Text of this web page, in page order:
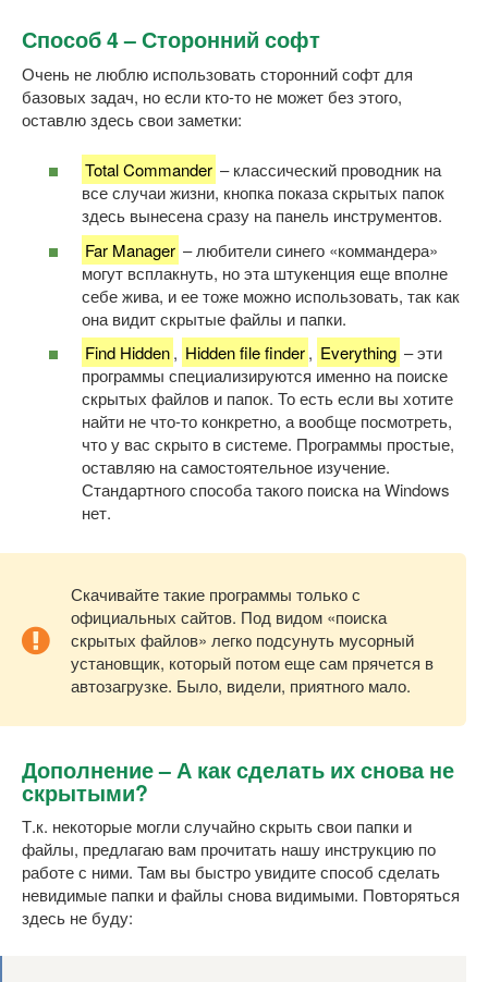
Способ 4 – Сторонний софт
Очень не люблю использовать сторонний софт для
базовых задач, но если кто-то не может без этого,
оставлю здесь свои заметки:
Total Commander – классический проводник на
все случаи жизни, кнопка показа скрытых папок
здесь вынесена сразу на панель инструментов.
Far Manager – любители синего «коммандера»
могут всплакнуть, но эта штукенция еще вполне
себе жива, и ее тоже можно использовать, так как
она видит скрытые файлы и папки.
Find Hidden, Hidden file finder, Everything – эти
программы специализируются именно на поиске
скрытых файлов и папок. То есть если вы хотите
найти не что-то конкретно, а вообще посмотреть,
что у вас скрыто в системе. Программы простые,
оставляю на самостоятельное изучение.
Стандартного способа такого поиска на Windows
нет.
Скачивайте такие программы только с
официальных сайтов. Под видом «поиска
скрытых файлов» легко подсунуть мусорный
установщик, который потом еще сам прячется в
автозагрузке. Было, видели, приятного мало.
Дополнение – А как сделать их снова не
скрытыми?
Т.к. некоторые могли случайно скрыть свои папки и
файлы, предлагаю вам прочитать нашу инструкцию по
работе с ними. Там вы быстро увидите способ сделать
невидимые папки и файлы снова видимыми. Повторяться
здесь не буду: